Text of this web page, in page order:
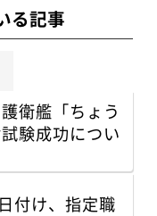
る記事
衛艦「ちょう
験成功につい
付け、指定職